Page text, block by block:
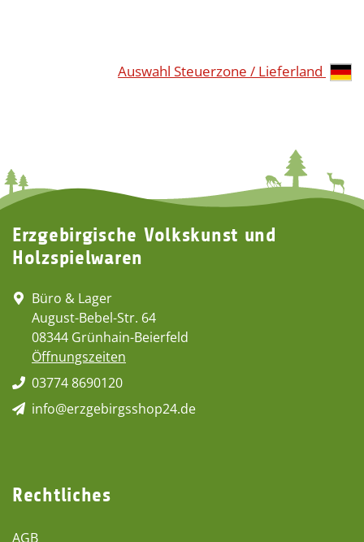
Auswahl Steuerzone / Lieferland
Erzgebirgische Volkskunst und
Holzspielwaren
Büro & Lager
August-Bebel-Str. 64
08344 Grünhain-Beierfeld
Öffnungszeiten
03774 8690120
info@erzgebirgsshop24.de
Rechtliches
AGB